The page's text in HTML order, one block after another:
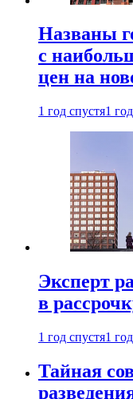
Названы
с
цен на
1 год спустя1
Эксперт
в
1 год спустя1
Тайная